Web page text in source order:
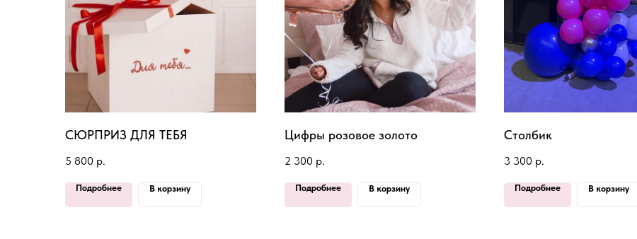
СЮРПРИЗ ДЛЯ ТЕБЯ
5 800 р.
Подробнее В корзину
Цифры розовое золото
2 300 р.
Подробнее В корзину
Столбик
3 300 р.
Подробнее В корзину